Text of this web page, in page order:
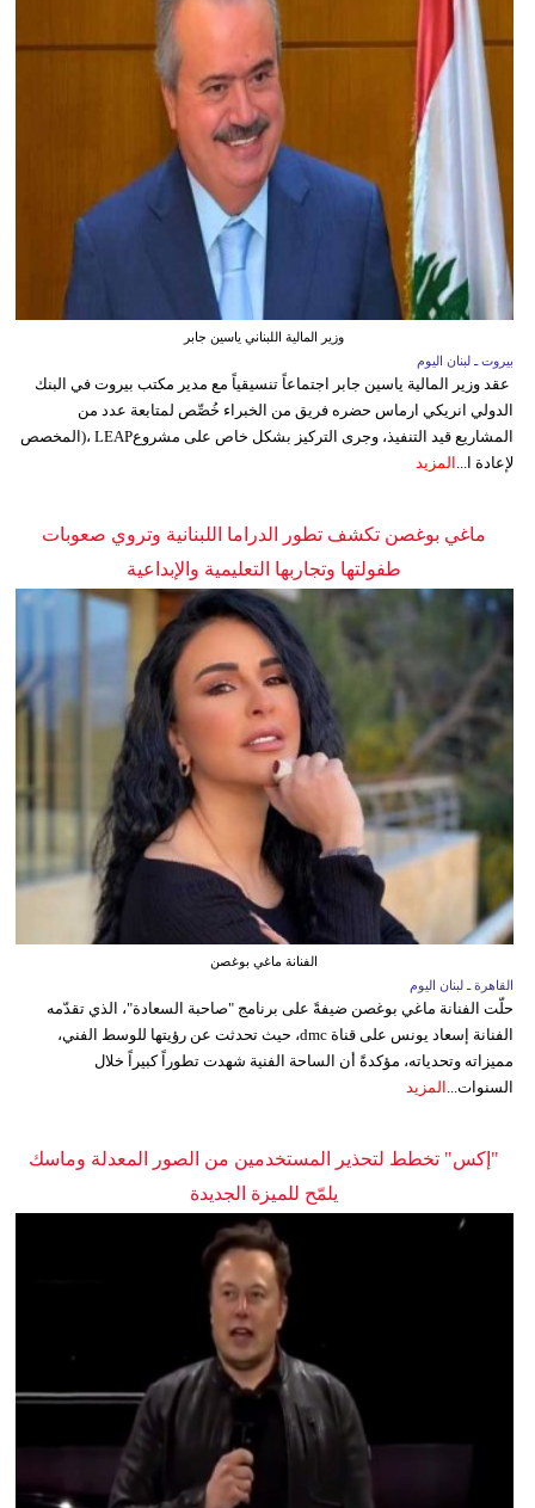
وزير المالية اللبناني ياسين جابر
بيروت ـ لبنان اليوم
عقد وزير المالية ياسين جابر اجتماعاً تنسيقياً مع مدير مكتب بيروت في البنك
الدولي انريكي ارماس حضره فريق من الخبراء خُصِّص لمتابعة عدد من
المشاريع قيد التنفيذ، وجرى التركيز بشكل خاص على مشروعLEAP ،(المخصص
لإعادة ا... المزيد
ماغي بوغصن تكشف تطور الدراما اللبنانية وتروي صعوبات
طفولتها وتجاربها التعليمية والإبداعية
الفنانة ماغي بوغصن
القاهرة ـ لبنان اليوم
حلّت الفنانة ماغي بوغصن ضيفةً على برنامج "صاحبة السعادة"، الذي تقدّمه
الفنانة إسعاد يونس على قناة dmc، حيث تحدثت عن رؤيتها للوسط الفني،
مميزاته وتحدياته، مؤكدةً أن الساحة الفنية شهدت تطوراً كبيراً خلال
السنوات... المزيد
"إكس" تخطط لتحذير المستخدمين من الصور المعدلة وماسك
يلمّح للميزة الجديدة